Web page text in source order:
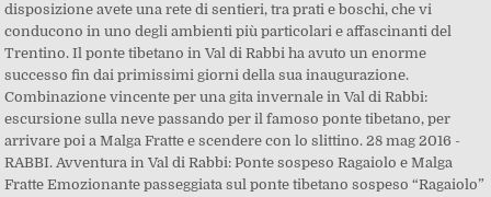
disposizione avete una rete di sentieri, tra prati e boschi, che vi
conducono in uno degli ambienti più particolari e affascinanti del
Trentino. Il ponte tibetano in Val di Rabbi ha avuto un enorme
successo fin dai primissimi giorni della sua inaugurazione.
Combinazione vincente per una gita invernale in Val di Rabbi:
escursione sulla neve passando per il famoso ponte tibetano, per
arrivare poi a Malga Fratte e scendere con lo slittino. 28 mag 2016 -
RABBI. Avventura in Val di Rabbi: Ponte sospeso Ragaiolo e Malga
Fratte Emozionante passeggiata sul ponte tibetano sospeso “Ragaiolo”